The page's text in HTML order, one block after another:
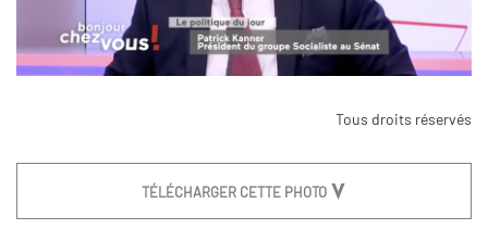
Tous droits réservés
TÉLÉCHARGER CETTE PHOTO